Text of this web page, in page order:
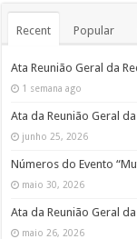
Recent Popular
Ata Reunião Geral da
1 semana ago
Ata da Reunião Geral
junho 25, 2026
Números do Evento
maio 30, 2026
Ata da Reunião Geral
maio 26, 2026